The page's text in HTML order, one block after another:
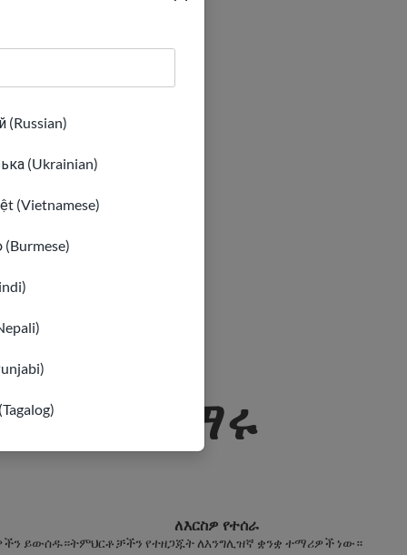
(Russian)
(Ukrainian)
(Vietnamese)
(Burmese)
ይማሩ
ይውሰዱ።
ለእርስዎ የተሰራ
ትምህርቶቻችን የተዘጋጁት ለእንግሊዝኛ ቋንቋ ተማሪዎች ነው።